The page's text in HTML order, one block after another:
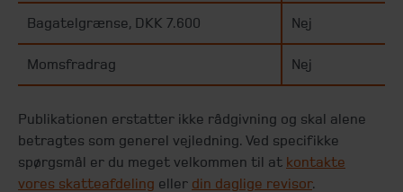
Bagatelgrænse, DKK 7.600 Nej
Momsfradrag Nej
Publikationen erstatter ikke rådgivning og skal alene
betragtes som generel vejledning. Ved specifikke
spørgsmål er du meget velkommen til at kontakte
vores skatteafdeling eller din daglige revisor.